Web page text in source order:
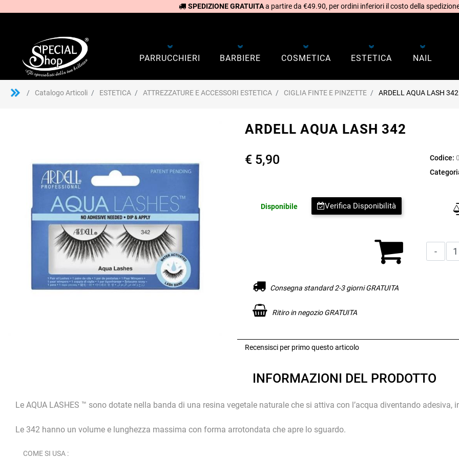
SPEDIZIONE GRATUITAa partire da €49.90, per ordini inferiori il costo della
PARRUCCHIERI BARBIERE COSMETICA ESTETICA NAIL
Catalogo Articoli ESTETICA ATTREZZATURE E ACCESSORI ESTETICA CIGLIA FINTE E PINZETTE ARDELL AQUA LASH 342
ARDELL AQUA LASH 342
€ 5,90 Codice:
Verifica Disponibilità
Disponibile
Consegna standard 2-3 giorni GRATUITA
Ritiro in negozio GRATUITA
Recensisci per primo questo articolo
INFORMAZIONI DEL PRODOTTO
Le AQUA LASHES ™ sono dotate nella banda di una resina vegetale naturale che si attiva con l’acqua diventando
Le 342 hanno un volume e lunghezza massima con forma arrotondata che apre lo sguardo.
COME SI USA :